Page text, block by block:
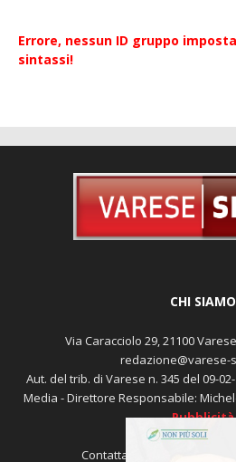
Errore, nessun ID gruppo
sintassi!
CHI SIAMO
Via Caracciolo 29, 21100
redazione@varese-
Aut. del trib. di Varese n. 345 del 09-
Media - Direttore Responsabile:
Pubblicità
Contattaci: